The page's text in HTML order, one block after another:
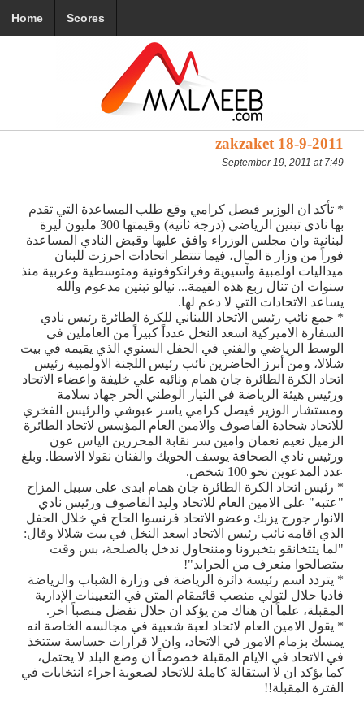
Home Scores
zakzaket 18-9-2011
September 19, 2011 at 7:49
* تأكد ان الوزير فيصل كرامي وقع طلب المساعدة التي تقدم
بها نادي تبنين الرياضي (درجة ثانية) وقيمتها 300 مليون ليرة
لبنانية وان مجلس الوزراء وافق عليها وقبض النادي المساعدة
فوراً من وزار ة المال، فيما تنتظر اتحادات احرزت للبنان
ميداليات اولمبية وآسيوية وفرانكوفونية ومتوسطية وعربية منذ
سنوات ان تنال ربع هذه القيمة... نيالو تبنين مدعوم والله
يساعد الاتحادات التي لا دعم لها.
* جمع نائب رئيس الاتحاد اللبناني للكرة الطائرة رئيس نادي
السفارة الاميركية اسعد النخل عدداً كبيراً من العاملين في
الوسط الرياضي والفني في الحفل السنوي الذي يقيمه في بيت
شلالا، ومن أبرز الحاضرين نائب رئيس اللجنة الاولمبية رئيس
اتحاد الكرة الطائرة جان همام ونائبه علي خليفة واعضاء الاتحاد
ورئيس هيئة الرياضة في التيار الوطني الحر جهاد سلامة
ومستشار الوزير فيصل كرامي ياسر عبوشي والرئيس الفخري
للاتحاد شحادة القاصوف والامين العام المؤسس لاتحاد الطائرة
الزميل نعيم نعمان وامين سر نقابة المحررين الياس عون
ورئيس نادي الصحافة يوسف الحويك والفنان نقولا الاسطا. وبلغ
عدد المدعوين نحو 100 شخص.
* رئيس اتحاد الكرة الطائرة جان همام ابدى على سبيل المزاح
"عتبه" على الامين العام للاتحاد وليد القاصوف ورئيس نادي
الانوار جورج يزبك وعضو الاتحاد فرنسوا الحاج في خلال الحفل
الذي اقامه نائب رئيس الاتحاد اسعد النخل في بيت شلالا وقال:
"لما يتتخانقو بتخبرونا ومننحاول ندخل بالصلحة، بس وقت
ببتصالحوا منعرف من الجرايد"!
* يتردد اسم رئيسة دائرة الرياضة في وزارة الشباب والرياضة
فاديا حلال لتولي منصب قائمقام المتن في التعيينات الإدارية
المقبلة، علماً ان هناك من يؤكد ان حلال تفضل منصباً اخر.
* يقول الامين العام لاتحاد لعبة شعبية في مجالسه الخاصة انه
يمسك بزمام الامور في الاتحاد، وان لا قرارات حساسة ستتخذ
في الاتحاد في الايام المقبلة خصوصاً ان وضع البلد لا يحتمل،
كما يؤكد ان لا استقالة كاملة للاتحاد لصعوبة اجراء انتخابات في
الفترة المقبلة!!